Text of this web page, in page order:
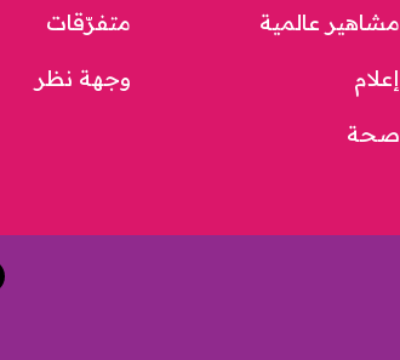
مشاهير عالمية
إعلام
صحة
متفرّقات
وجهة نظر